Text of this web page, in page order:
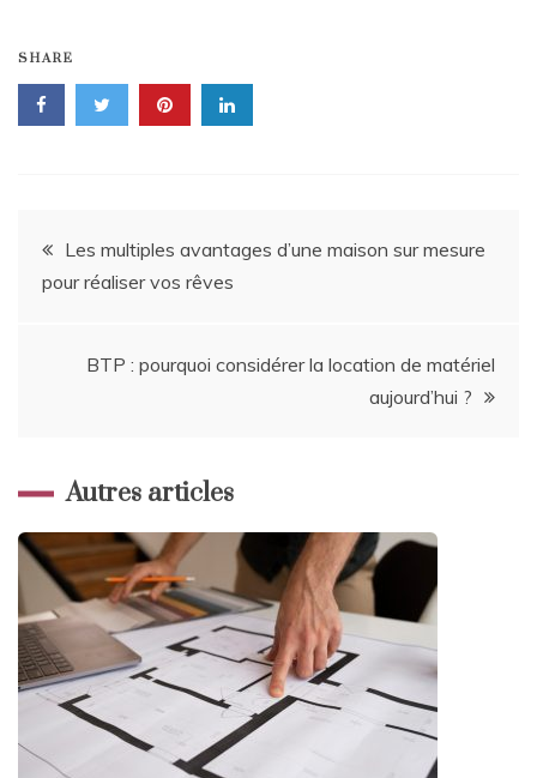
SHARE
Navigation
de
l’article
Les multiples avantages d’une maison sur mesure
pour réaliser vos rêves
BTP : pourquoi considérer la location de matériel
aujourd’hui ?
Autres articles